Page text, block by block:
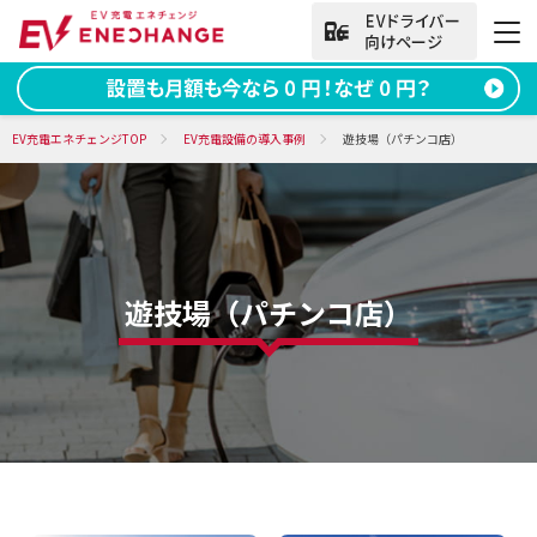
法人向けお問い合わせ
資料ダウンロード 無料お問い合わせ
電話をかける
(9:00~18:00) 050-2030-5702
法人向け
サービス
EV充電エネチェンジTOP EV充電設備の導入事例 遊技場（パチンコ店）
遊技場（パチンコ店）